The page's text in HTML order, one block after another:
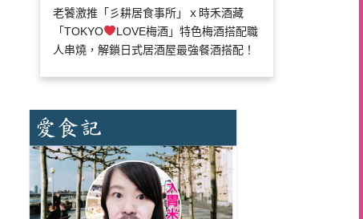
老饕激推「彡耕居食事所」ｘ時禾酒藏
「TOKYO
LOVE梅酒」特色梅酒搭配職
人串燒，解鎖日式居酒屋最強餐酒搭配！